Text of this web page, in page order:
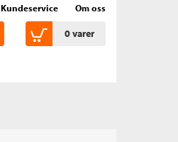
Kundeservice Om oss
0varer